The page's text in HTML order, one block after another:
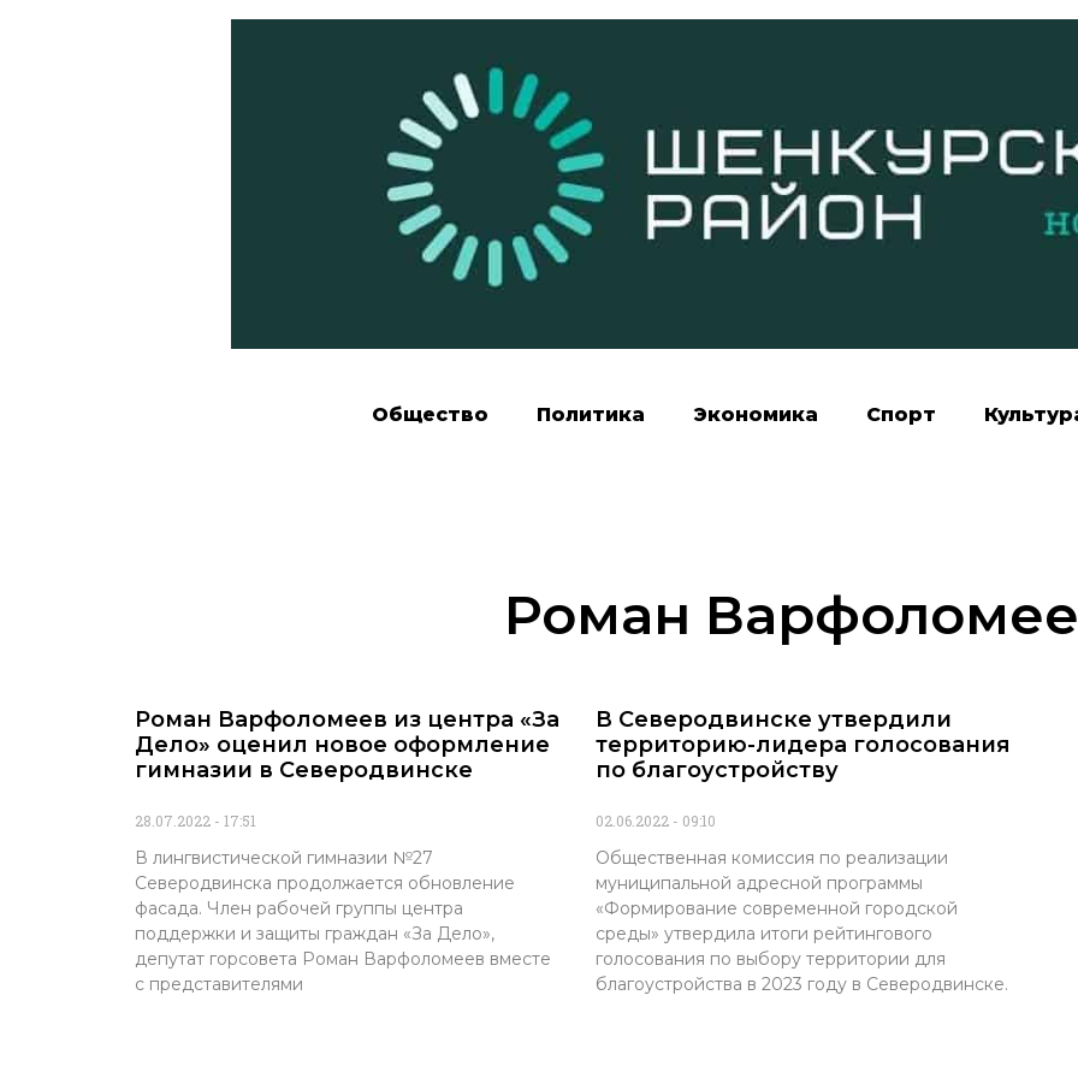
Общество Политика Экономика Спорт
Роман
Роман Варфоломеев из центра «За
Дело» оценил новое оформление
гимназии в Северодвинске
28.07.2022 17:51
В лингвистической гимназии №27
Северодвинска продолжается обновление
фасада. Член рабочей группы центра
поддержки и защиты граждан «За Дело»,
депутат горсовета Роман Варфоломеев вместе
с представителями
В Северодвинске утвердили
территорию-лидера голосования
по благоустройству
02.06.2022 09:10
Общественная комиссия по реализации
муниципальной адресной программы
«Формирование современной городской
среды» утвердила итоги рейтингового
голосования по выбору территории для
благоустройства в 2023 году в Северодвинске.